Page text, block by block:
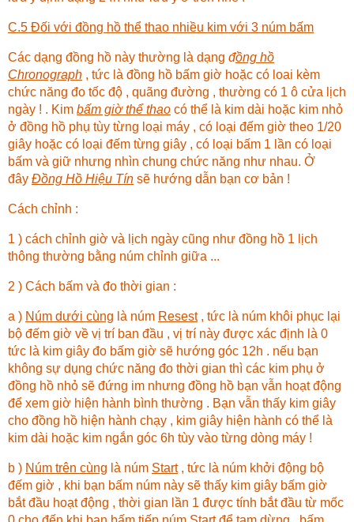
C.5 Đối với đồng hồ thể thao nhiều kim với 3 núm bấm
Các dạng đồng hồ này thường là dạng đồng hồ
Chronograph , tức là đồng hồ bấm giờ hoặc có loai kèm
chức năng đo tốc độ , quãng đường , thường có 1 ô cửa lịch
ngày ! . Kim bấm giờ thể thao có thể là kim dài hoặc kim nhỏ
ở đồng hồ phụ tùy từng loại máy , có loại đếm giờ theo 1/20
giây hoặc có loại đếm từng giây , có loại bấm 1 lần có loại
bấm và giữ nhưng nhìn chung chức năng như nhau. Ở
đây Đồng Hồ Hiệu Tín sẽ hướng dẫn bạn cơ bản !
Cách chỉnh :
1 ) cách chỉnh giờ và lịch ngày cũng như đồng hồ 1 lịch
thông thường bằng núm chỉnh giữa ...
2 ) Cách bấm và đo thời gian :
a ) Núm dưới cùng là núm Resest, tức là núm khôi phục lại
bộ đếm giờ về vị trí ban đầu , vị trí này được xác định là 0
tức là kim giây đo bấm giờ sẽ hướng góc 12h . nếu bạn
không sự dụng chức năng đo thời gian thì các kim phụ ở
đồng hồ nhỏ sẽ đứng im nhưng đồng hồ bạn vẫn hoạt động
để xem giờ hiện hành bình thường . Bạn vẫn thấy kim giây
cho đồng hồ hiện hành chạy , kim giây hiện hành có thể là
kim dài hoặc kim ngắn góc 6h tùy vào từng dòng máy !
b ) Núm trên cùng là núm Start, tức là núm khởi động bộ
đếm giờ , khi bạn bấm núm này sẽ thấy kim giây bấm giờ
bắt đầu hoạt động , thời gian lần 1 được tính bắt đầu từ mốc